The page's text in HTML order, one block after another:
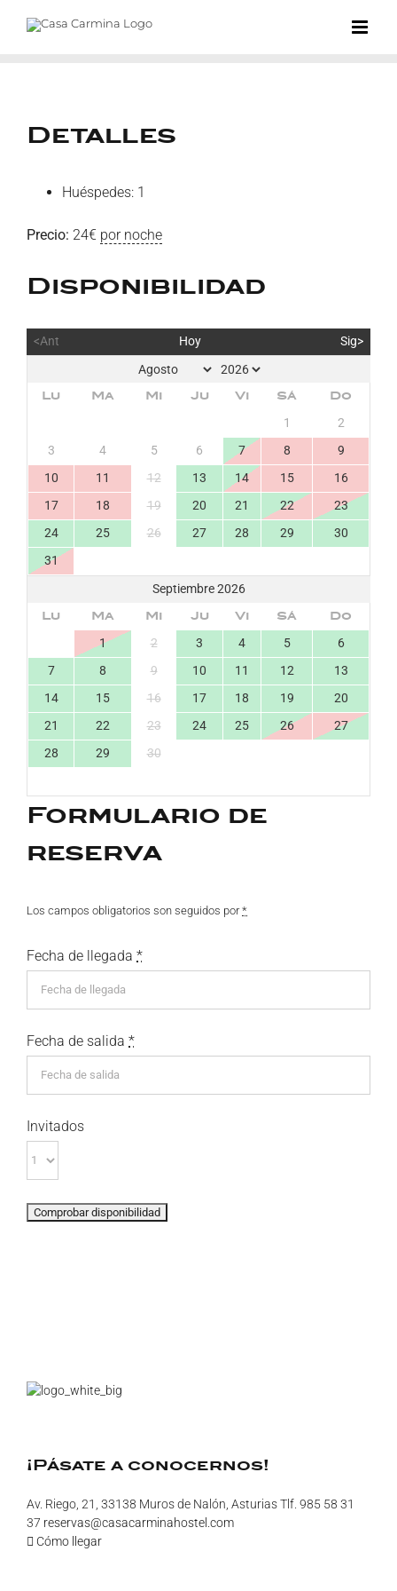
Detalles
Huéspedes: 1
Precio: 24€ por noche
Disponibilidad
<Ant Hoy Sig>
Lu Ma Mi Ju Vi Sá Do
1
2
3
4 5 6 7 8
9
10
11 12 13 14 15
16
17
18 19 20 21 22
23
24
25 26 27 28 29
30
31
Septiembre 2026
Lu Ma Mi Ju Vi Sá Do
1 2 3 4 5
6
7
8 9 10 11 12
13
14
15 16 17 18 19
20
21
22 23 24 25 26
27
28
29 30
Formulario de
reserva
Los campos obligatorios son seguidos por*
Fecha de llegada *
Fecha de salida *
Invitados
¡Pásate a conocernos!
Av. Riego, 21, 33138 Muros de Nalón, Asturias Tlf. 985 58 31
37 reservas@casacarminahostel.com
Cómo llegar